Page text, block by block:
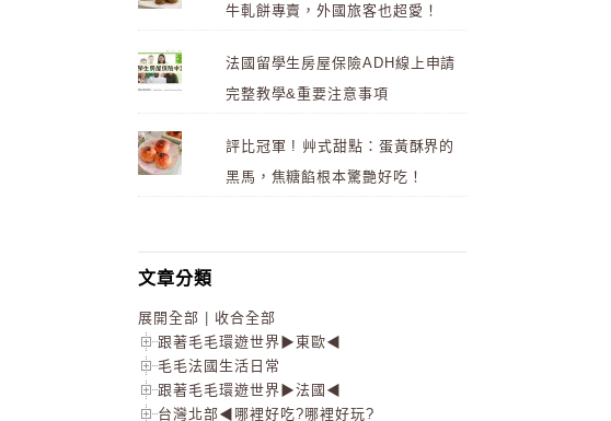
牛軋餅專賣，外國旅客也超愛！
法國留學生房屋保險ADH線上申請
完整教學&重要注意事項
評比冠軍 ! 艸式甜點：蛋黃酥界的
黑馬，焦糖餡根本驚艷好吃！
文章分類
展開全部
收合全部
跟著毛毛環遊世界▶東歐◀
毛毛法國生活日常
跟著毛毛環遊世界▶法國◀
台灣北部◀哪裡好吃?哪裡好玩?